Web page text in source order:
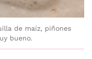
de maíz, piñones
bueno.